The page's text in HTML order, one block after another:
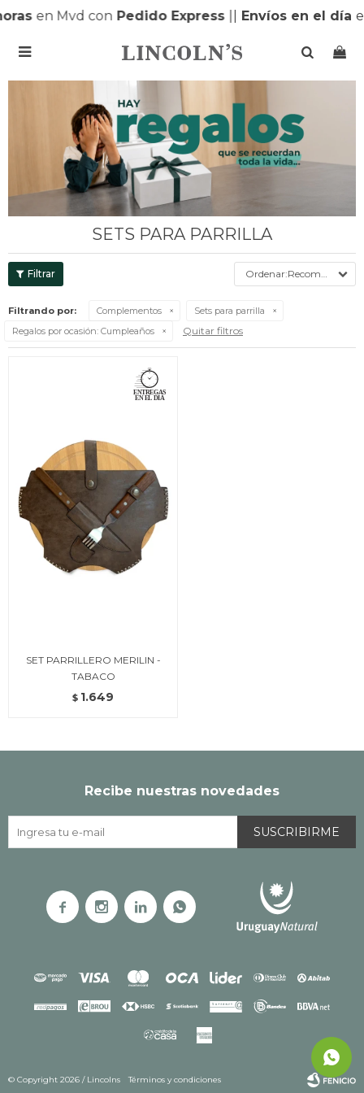
en Mvd conPedido Express| Envíos en el día

SETS PARA PARRILLA
Recomendados
Filtrando por: Complementos
Sets para parrilla
Regalos por ocasión: Cumpleaños Quitar filtros
SET PARRILLERO MERILIN -
TABACO
$ 1.649
Recibe nuestras novedades
SUSCRIBIRME
   
© Copyright 2026 / Lincolns Términos y condiciones